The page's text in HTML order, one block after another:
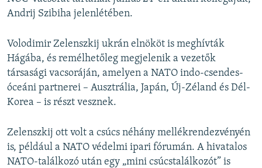
Andrij Szibiha jelenlétében.
Volodimir Zelenszkij ukrán elnököt is meghívták
Hágába, és remélhetőleg megjelenik a vezetők
társasági vacsoráján, amelyen a NATO indo-csendes-
óceáni partnerei – Ausztrália, Japán, Új-Zéland és Dél-
Korea – is részt vesznek.
Zelenszkij ott volt a csúcs néhány mellékrendezvényén
is, például a NATO védelmi ipari fórumán. A hivatalos
NATO-találkozó után egy „mini csúcstalálkozót” is